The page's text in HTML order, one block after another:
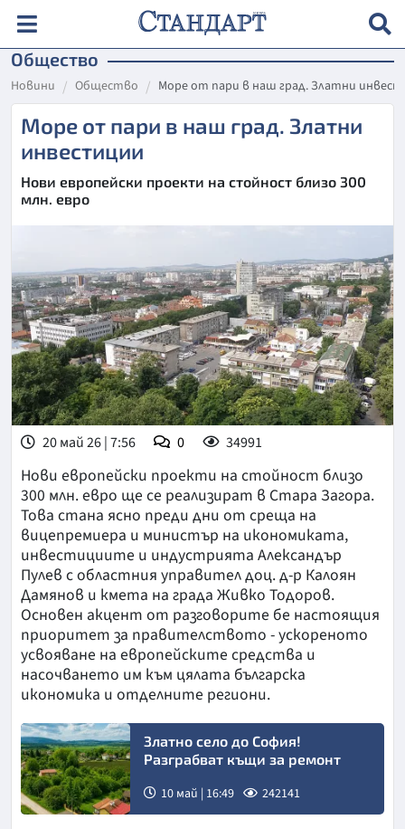
Общество
Новини Общество Море от пари в наш град. Златни
Море от пари в наш град. Златни
инвестиции
Нови европейски проекти на стойност близо 300
млн. евро
20 май 26 | 7:56 0 34991
Нови европейски проекти на стойност близо
300 млн. евро ще се реализират в Стара Загора.
Това стана ясно преди дни от среща на
вицепремиера и министър на икономиката,
инвестициите и индустрията Александър
Пулев с областния управител доц. д-р Калоян
Дамянов и кмета на града Живко Тодоров.
Основен акцент от разговорите бе настоящия
приоритет за правителството - ускореното
усвояване на европейските средства и
насочването им към цялата българска
икономика и отделните региони.
Златно село до София!
Разграбват къщи за ремонт
10 май | 16:49 242141